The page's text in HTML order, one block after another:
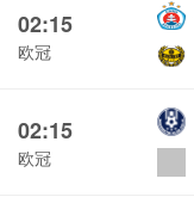
02:15
欧冠
02:15
欧冠